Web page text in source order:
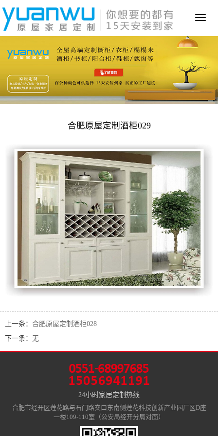
Toggle
合肥原屋定制酒柜029
上一条： 合肥原屋定制酒柜028
下一条： 无
24小时家居定制热线
合肥市经开区莲花路与石门路交口东南侧莲花科技创新产业园厂区D座
一楼109-110室（公安局经开分局对面）